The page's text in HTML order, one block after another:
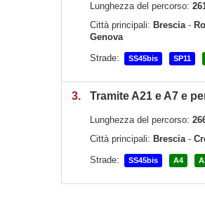
Lunghezza del percorso:
Città principali: Brescia-
Genova
Strade:
SS45bis SP11
3. Tramite A21 e A7 e
Lunghezza del percorso:
Città principali: Brescia-
Strade:
SS45bis A4